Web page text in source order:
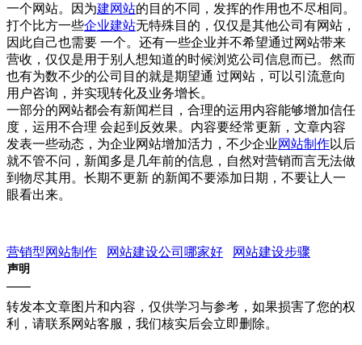
一个网站。因为建网站的目的不同，发挥的作用也不尽相同。
打个比方一些企业建站无特殊目的，仅仅是其他公司有网站，
因此自己也需要 一个。还有一些企业并不希望通过网站带来
营收，仅仅是用于别人想知道的时候浏览公司信息而已。然而
也有为数不少的公司目的就是期望通 过网站，可以引流意向
用户咨询，并实现转化及业务增长。
一部分的网站都会有新闻栏目，合理的运用内容能够增加信任
度，运用不合理 会起到反效果。内容要经常更新，文章内容
发表一些动态，为企业网站增加活力，不少企业网站制作以后
就不管不问，新闻多是几年前的信息，自然对营销而言无法做
到物尽其用。长期不更新 的新闻不要添加日期，不要让人一
眼看出来。
营销型网站制作 网站建设公司哪家好 网站建设步骤
声明
转发本文章图片和内容，仅供学习与参考，如果损害了您的权
利，请联系网站客服，我们核实后会立即删除。